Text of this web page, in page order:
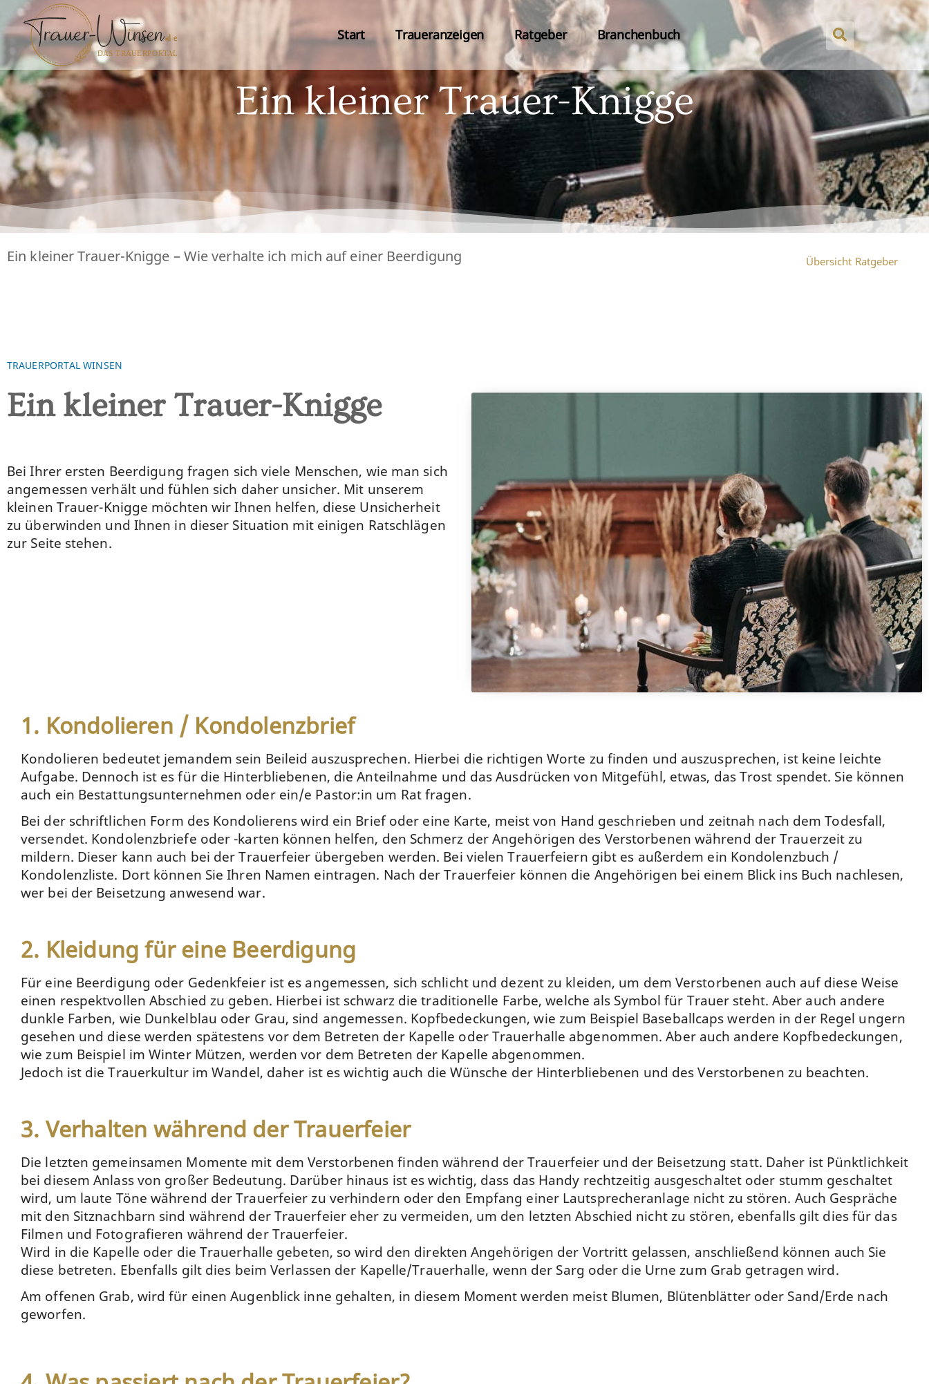
Start Traueranzeigen Ratgeber Branchenbuch
Ein kleiner Trauer-Knigge
Ein kleiner Trauer-Knigge – Wie verhalte ich mich auf einer Beerdigung Übersicht Ratgeber
TRAUERPORTAL WINSEN
Ein kleiner Trauer-Knigge
Bei Ihrer ersten Beerdigung fragen sich viele Menschen, wie man sich
angemessen verhält und fühlen sich daher unsicher. Mit unserem
kleinen Trauer-Knigge möchten wir Ihnen helfen, diese Unsicherheit
zu überwinden und Ihnen in dieser Situation mit einigen Ratschlägen
zur Seite stehen.
1. Kondolieren / Kondolenzbrief
Kondolieren bedeutet jemandem sein Beileid auszusprechen. Hierbei die richtigen Worte zu finden und auszusprechen, ist keine leichte
Aufgabe. Dennoch ist es für die Hinterbliebenen, die Anteilnahme und das Ausdrücken von Mitgefühl, etwas, das Trost spendet. Sie können
auch ein Bestattungsunternehmen oder ein/e Pastor:in um Rat fragen.
Bei der schriftlichen Form des Kondolierens wird ein Brief oder eine Karte, meist von Hand geschrieben und zeitnah nach dem Todesfall,
versendet. Kondolenzbriefe oder -karten können helfen, den Schmerz der Angehörigen des Verstorbenen während der Trauerzeit zu
mildern. Dieser kann auch bei der Trauerfeier übergeben werden. Bei vielen Trauerfeiern gibt es außerdem ein Kondolenzbuch /
Kondolenzliste. Dort können Sie Ihren Namen eintragen. Nach der Trauerfeier können die Angehörigen bei einem Blick ins Buch nachlesen,
wer bei der Beisetzung anwesend war.
2. Kleidung für eine Beerdigung
Für eine Beerdigung oder Gedenkfeier ist es angemessen, sich schlicht und dezent zu kleiden, um dem Verstorbenen auch auf diese Weise
einen respektvollen Abschied zu geben. Hierbei ist schwarz die traditionelle Farbe, welche als Symbol für Trauer steht. Aber auch andere
dunkle Farben, wie Dunkelblau oder Grau, sind angemessen. Kopfbedeckungen, wie zum Beispiel Baseballcaps werden in der Regel ungern
gesehen und diese werden spätestens vor dem Betreten der Kapelle oder Trauerhalle abgenommen. Aber auch andere Kopfbedeckungen,
wie zum Beispiel im Winter Mützen, werden vor dem Betreten der Kapelle abgenommen.
Jedoch ist die Trauerkultur im Wandel, daher ist es wichtig auch die Wünsche der Hinterbliebenen und des Verstorbenen zu beachten.
3. Verhalten während der Trauerfeier
Die letzten gemeinsamen Momente mit dem Verstorbenen finden während der Trauerfeier und der Beisetzung statt. Daher ist Pünktlichkeit
bei diesem Anlass von großer Bedeutung. Darüber hinaus ist es wichtig, dass das Handy rechtzeitig ausgeschaltet oder stumm geschaltet
wird, um laute Töne während der Trauerfeier zu verhindern oder den Empfang einer Lautsprecheranlage nicht zu stören. Auch Gespräche
mit den Sitznachbarn sind während der Trauerfeier eher zu vermeiden, um den letzten Abschied nicht zu stören, ebenfalls gilt dies für das
Filmen und Fotografieren während der Trauerfeier.
Wird in die Kapelle oder die Trauerhalle gebeten, so wird den direkten Angehörigen der Vortritt gelassen, anschließend können auch Sie
diese betreten. Ebenfalls gilt dies beim Verlassen der Kapelle/Trauerhalle, wenn der Sarg oder die Urne zum Grab getragen wird.
Am offenen Grab, wird für einen Augenblick inne gehalten, in diesem Moment werden meist Blumen, Blütenblätter oder Sand/Erde nach
geworfen.